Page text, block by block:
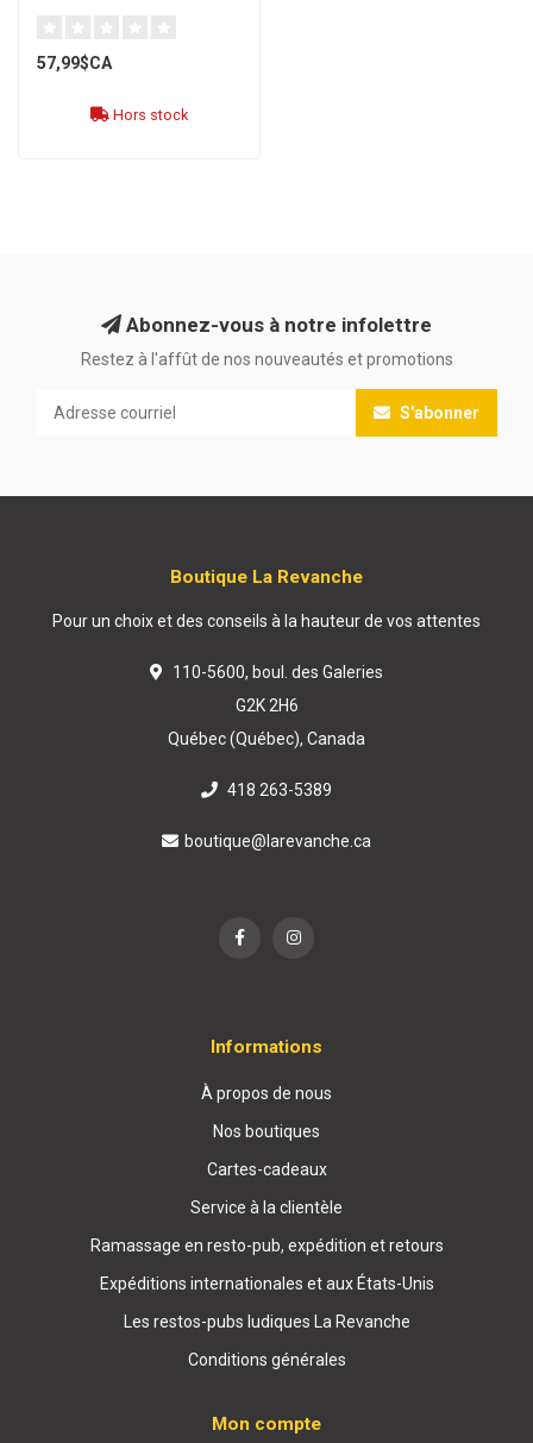
57,99$CA
Hors stock
Abonnez-vous à notre infolettre
Restez à l'affût de nos nouveautés et promotions
S'abonner
Boutique La Revanche
Pour un choix et des conseils à la hauteur de vos attentes
110-5600, boul. des Galeries
G2K 2H6
Québec (Québec), Canada
418 263-5389
boutique@larevanche.ca
Informations
À propos de nous
Nos boutiques
Cartes-cadeaux
Service à la clientèle
Ramassage en resto-pub, expédition et retours
Expéditions internationales et aux États-Unis
Les restos-pubs ludiques La Revanche
Conditions générales
Mon compte